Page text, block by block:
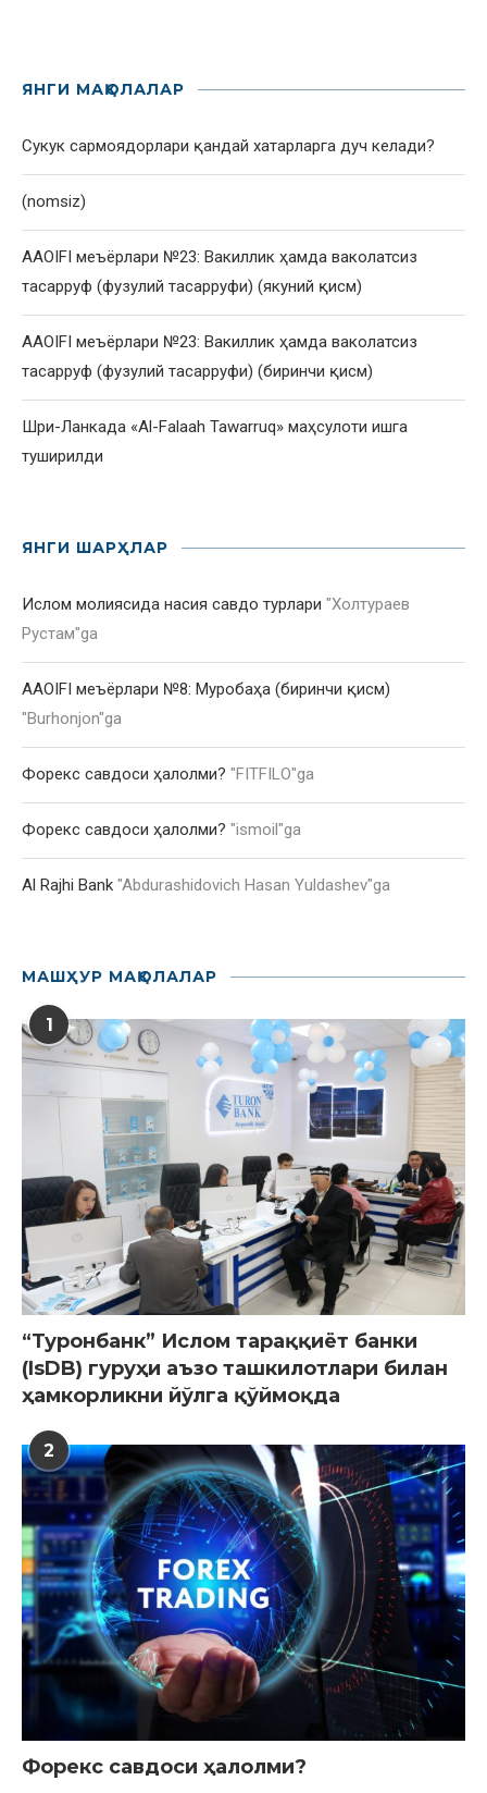
ЯНГИ МАҚОЛАЛАР
Сукук сармоядорлари қандай хатарларга дуч келади?
(nomsiz)
AAOIFI меъёрлари №23: Вакиллик ҳамда ваколатсиз
тасарруф (фузулий тасарруфи) (якуний қисм)
AAOIFI меъёрлари №23: Вакиллик ҳамда ваколатсиз
тасарруф (фузулий тасарруфи) (биринчи қисм)
Шри-Ланкада «Al-Falaah Tawarruq» маҳсулоти ишга
туширилди
ЯНГИ ШАРҲЛАР
Ислом молиясида насия савдо турлари "Холтураев
Рустам"ga
AAOIFI меъёрлари №8: Муробаҳа (биринчи қисм)
"Burhonjon"ga
Форекс савдоси ҳалолми? "FITFILO"ga
Форекс савдоси ҳалолми? "ismoil"ga
Al Rajhi Bank "Abdurashidovich Hasan Yuldashev"ga
МАШҲУР МАҚОЛАЛАР
1
“Туронбанк” Ислом тараққиёт банки
(IsDB) гуруҳи аъзо ташкилотлари билан
ҳамкорликни йўлга қўймоқда
2
Форекс савдоси ҳалолми?